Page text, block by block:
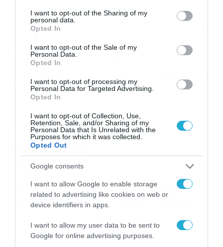
not limited to your visit or usage behaviour. You may click to
grant or deny consent to Google and its third-party tags to
use your data for below specified purposes in below Google
consent section.
I want to opt-out of the Sharing of my
personal data.
Opted In
I want to opt-out of the Sale of my
Personal Data.
Opted In
I want to opt-out of processing my
Personal Data for Targeted Advertising.
Opted In
I want to opt-out of Collection, Use,
Retention, Sale, and/or Sharing of my
Personal Data that Is Unrelated with the
Purposes for which it was collected.
Opted Out
Google consents
I want to allow Google to enable storage
related to advertising like cookies on web or
device identifiers in apps.
I want to allow my user data to be sent to
Google for online advertising purposes.
εβδομάδα ότι το USS Abraham Lincoln και τα
συνοδευτικά αντιτορπιλικά έφτασαν στην
Επρόκειτο να αντικαταστήσει το USS
Theodore Roosevelt, αλλά η παραγγελία του
Austin σημαίνει ότι και τα δύο θα
βρίσκονται στη Μέση Ανατολή προς το
παρόν.
Περισσότερα
Ακολούθησε το dokari.gr στοGoogle
Newsγια όλες τις τελευταίες ειδήσεις
ΠΟΛΕΜΟΣ ΙΡΑΝ ΙΣΡΑΗΛ ΕΙΔΗΣΕΙΣ ΗΠΑ